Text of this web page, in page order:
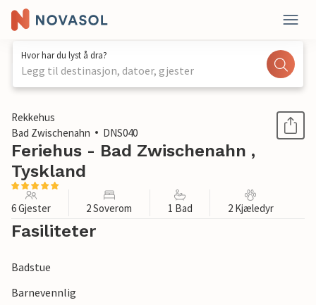
Hvor har du lyst å dra?
Legg til destinasjon, datoer, gjester
1 / 1
Rekkehus
Bad Zwischenahn
DNS040
Feriehus - Bad Zwischenahn ,
Tyskland
6 Gjester 2 Soverom 1 Bad 2 Kjæledyr
Fasiliteter
Badstue
Barnevennlig